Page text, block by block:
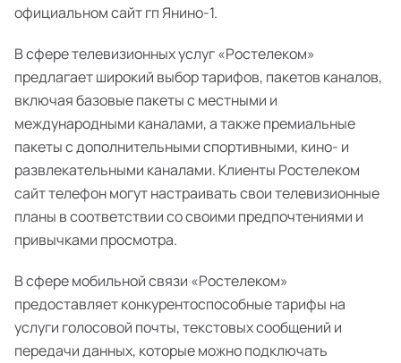
официальном сайт гп Янино-1.
В сфере телевизионных услуг «Ростелеком»
предлагает широкий выбор тарифов, пакетов каналов,
включая базовые пакеты с местными и
международными каналами, а также премиальные
пакеты с дополнительными спортивными, кино- и
развлекательными каналами. Клиенты Ростелеком
сайт телефон могут настраивать свои телевизионные
планы в соответствии со своими предпочтениями и
привычками просмотра.
В сфере мобильной связи «Ростелеком»
предоставляет конкурентоспособные тарифы на
услуги голосовой почты, текстовых сообщений и
передачи данных, которые можно подключать